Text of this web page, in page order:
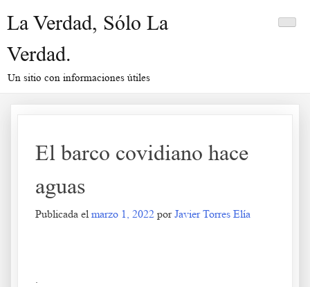
La Verdad, Sólo La
Verdad.
Un sitio con informaciones útiles
El barco covidiano hace
aguas
Publicada el marzo 1, 2022 porJavier Torres Elía